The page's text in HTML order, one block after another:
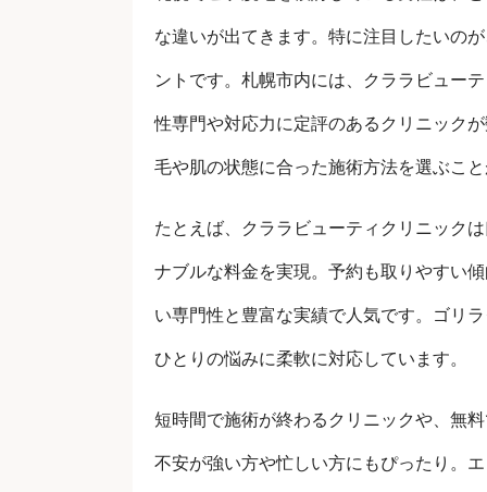
な違いが出てきます。特に注目したいの
ントです。札幌市内には、クララビュー
性専門や対応力に定評のあるクリニック
毛や肌の状態に合った施術方法を選ぶこ
たとえば、クララビューティクリニック
ナブルな料金を実現。予約も取りやすい
い専門性と豊富な実績で人気です。ゴリ
ひとりの悩みに柔軟に対応しています。
短時間で施術が終わるクリニックや、無
不安が強い方や忙しい方にもぴったり。